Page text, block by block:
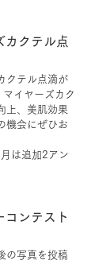
カクテル点
クテル点滴が
イヤーズカク
上、美肌効果
機会にぜひお
は追加2アン
コンテスト
の写真を投稿